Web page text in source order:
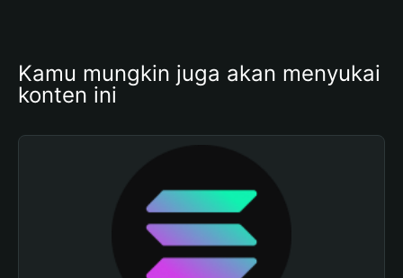
Kamu mungkin juga akan menyukai
konten ini